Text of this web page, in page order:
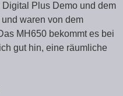
Plus Demo und dem
waren von dem
MH650 bekommt es bei
gut hin, eine räumliche